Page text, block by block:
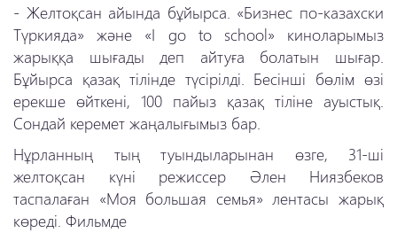
- Желтоқсан айында бұйырса. «Бизнес по-казахски
Түркияда» және «I go to school» киноларымыз
жарыққа шығады деп айтуға болатын шығар.
Бұйырса қазақ тілінде түсірілді. Бесінші бөлім өзі
ерекше өйткені, 100 пайыз қазақ тіліне ауыстық.
Сондай керемет жаңалығымыз бар.
Нұрланның тың туындыларынан өзге, 31-ші
желтоқсан күні режиссер Әлен Ниязбеков
таспалаған «Моя большая семья» лентасы жарық
көреді. Фильмде